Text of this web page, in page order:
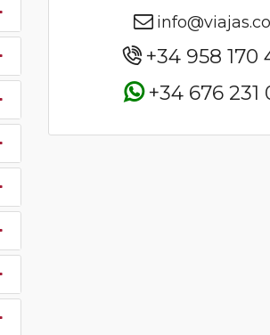
+34 958 170
+34 676 231